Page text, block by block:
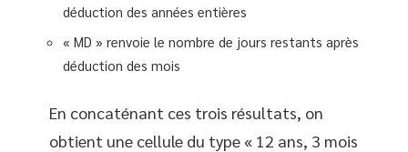
déduction des années entières
« MD » renvoie le nombre de jours restants après
déduction des mois
En concaténant ces trois résultats, on
obtient une cellule du type « 12 ans, 3 mois